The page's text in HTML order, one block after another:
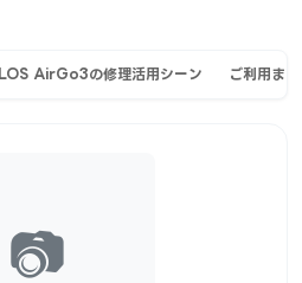
AirGo3の修理活用シーン ご利用ま